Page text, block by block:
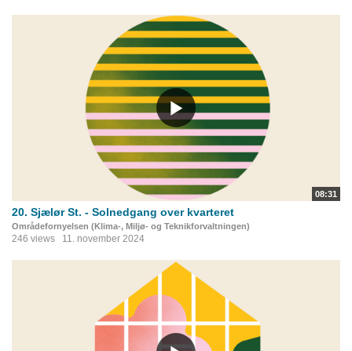
08:31
20. Sjælør St. - Solnedgang over kvarteret
Områdefornyelsen (Klima-, Miljø- og Teknikforvaltningen)
246 views 11. november 2024